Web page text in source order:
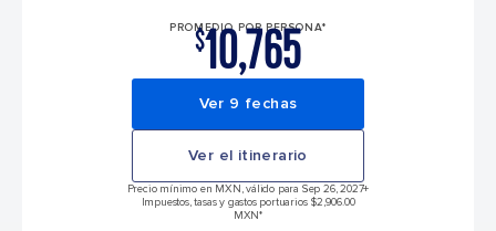
PROMEDIO POR PERSONA*
$10,765
Ver 9 fechas
Ver el itinerario
Precio mínimo en MXN, válido para Sep 26, 2027+
Impuestos, tasas y gastos portuarios $2,906.00
MXN*